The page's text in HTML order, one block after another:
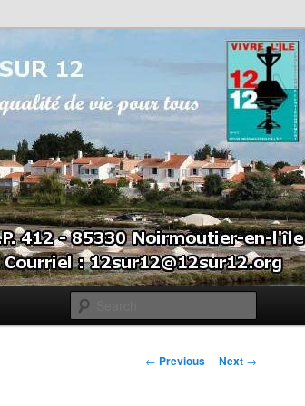
Post navigation
← Previous Next →